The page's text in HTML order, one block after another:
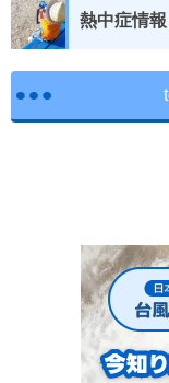
熱中症情報